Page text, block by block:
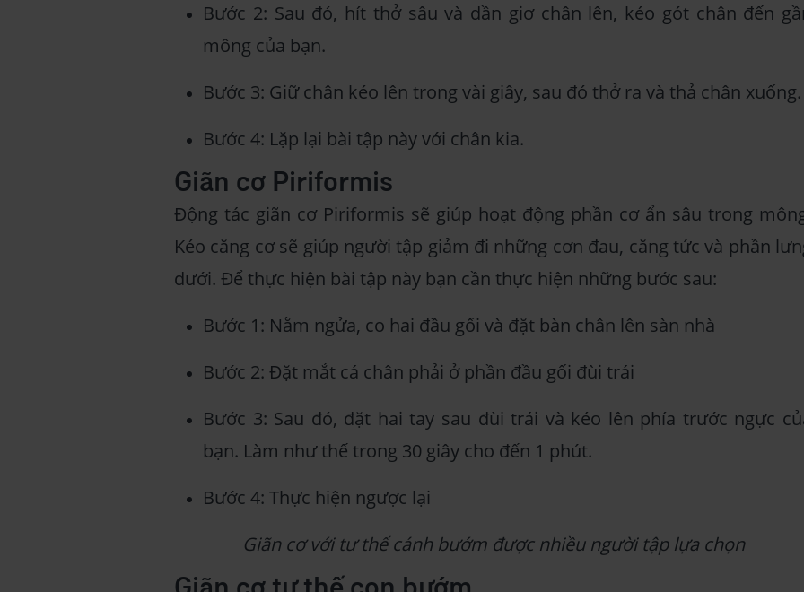
Bước 2: Sau đó, hít thở sâu và dần giơ chân lên, kéo gót chân đến
mông của bạn.
Bước 3: Giữ chân kéo lên trong vài giây, sau đó thở ra và thả chân xuống.
Bước 4: Lặp lại bài tập này với chân kia.
Giãn cơ Piriformis
Động tác giãn cơ Piriformis sẽ giúp hoạt động phần cơ ẩn sâu trong
Kéo căng cơ sẽ giúp người tập giảm đi những cơn đau, căng tức và phần
dưới. Để thực hiện bài tập này bạn cần thực hiện những bước sau:
Bước 1: Nằm ngửa, co hai đầu gối và đặt bàn chân lên sàn nhà
Bước 2: Đặt mắt cá chân phải ở phần đầu gối đùi trái
Bước 3: Sau đó, đặt hai tay sau đùi trái và kéo lên phía trước ngực
bạn. Làm như thế trong 30 giây cho đến 1 phút.
Bước 4: Thực hiện ngược lại
Giãn cơ với tư thế cánh bướm được nhiều người tập lựa chọn